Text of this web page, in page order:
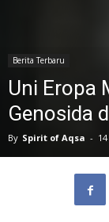
Berita Terbaru
Uni Eropa
Genosida
By Spirit of Aqsa -